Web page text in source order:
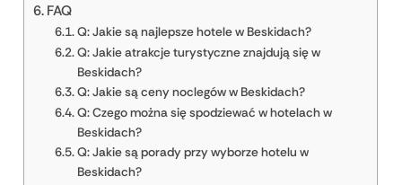
FAQ
Q: Jakie są najlepsze hotele w Beskidach?
Q: Jakie atrakcje turystyczne znajdują się w
Beskidach?
Q: Jakie są ceny noclegów w Beskidach?
Q: Czego można się spodziewać w hotelach w
Beskidach?
Q: Jakie są porady przy wyborze hotelu w
Beskidach?